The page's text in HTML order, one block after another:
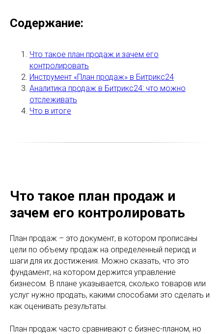
Содержание:
Что такое план продаж и зачем его
контролировать
Инструмент «План продаж» в Битрикс24
Аналитика продаж в Битрикс24: что можно
отслеживать
Что в итоге
Что такое план продаж и
зачем его контролировать
План продаж – это документ, в котором прописаны
цели по объему продаж на определенный период и
шаги для их достижения. Можно сказать, что это
фундамент, на котором держится управление
бизнесом. В плане указывается, сколько товаров или
услуг нужно продать, какими способами это сделать и
как оценивать результаты.
План продаж часто сравнивают с бизнес-планом, но